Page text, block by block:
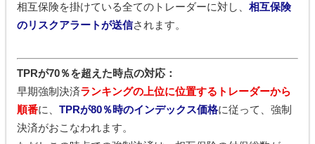
相互保険を掛けている全てのトレーダーに対し、 相互保険
のリスクアラートが送信されます。
TPRが70％を超えた時点の対応：
早期強制決済ランキングの上位に位置するトレーダーから
順番に、 TPRが80％時のインデックス価格に従って、強制
決済がおこなわれます。